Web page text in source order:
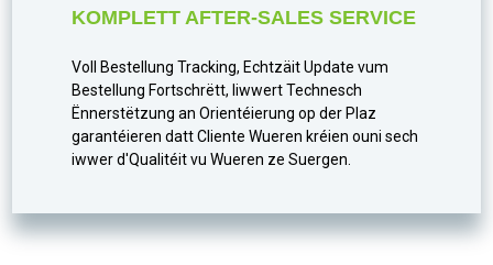
KOMPLETT AFTER-SALES SERVICE
Voll Bestellung Tracking, Echtzäit Update vum
Bestellung Fortschrëtt, liwwert Technesch
Ënnerstëtzung an Orientéierung op der Plaz
garantéieren datt Cliente Wueren kréien ouni sech
iwwer d'Qualitéit vu Wueren ze Suergen.